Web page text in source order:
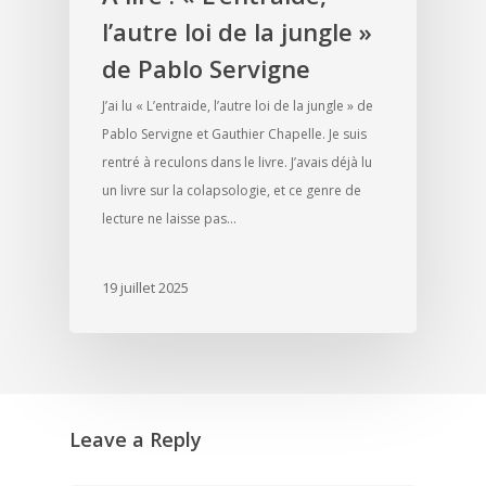
l’autre loi de la jungle »
de Pablo Servigne
J’ai lu « L’entraide, l’autre loi de la jungle » de
Pablo Servigne et Gauthier Chapelle. Je suis
rentré à reculons dans le livre. J’avais déjà lu
un livre sur la colapsologie, et ce genre de
lecture ne laisse pas…
19 juillet 2025
Leave a Reply